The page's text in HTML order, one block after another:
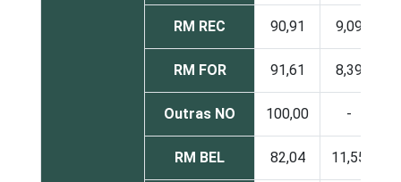
RM REC 90,91 9,09
RM FOR 91,61 8,39
Outras NO 100,00 -
RM BEL 82,04 11,55